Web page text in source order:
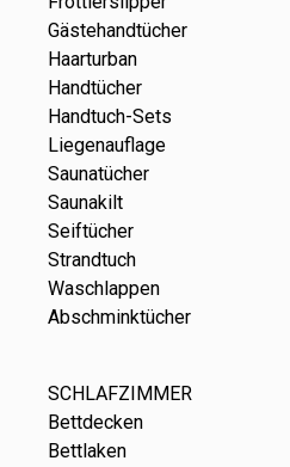
Gästehandtücher
Haarturban
Handtücher
Handtuch-Sets
Liegenauflage
Saunatücher
Saunakilt
Seiftücher
Strandtuch
Waschlappen
Abschminktücher
SCHLAFZIMMER
Bettdecken
Bettlaken